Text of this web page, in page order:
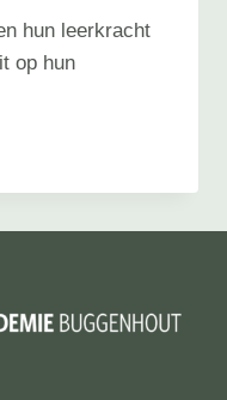
hun leerkracht
op hun